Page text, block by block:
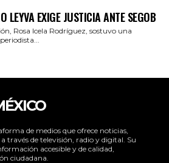
LEYVA EXIGE JUSTICIA ANTE SEGOB
Rosa Icela Rodríguez, sostuvo una
de medios que ofrece noticias,
través de televisión, radio y digital. Su
accesible y de calidad,
ciudadana.